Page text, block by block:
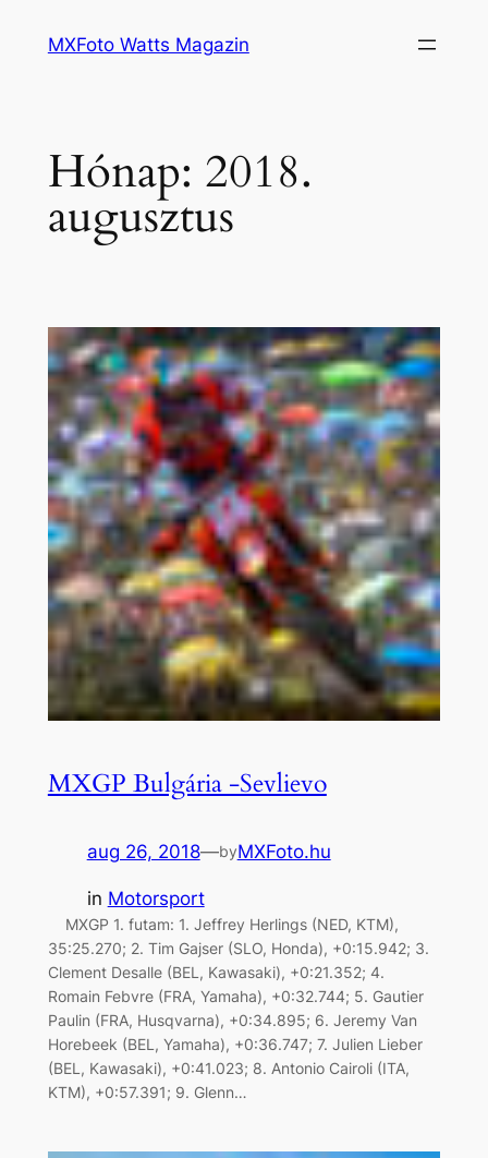
MXFoto Watts Magazin
Hónap: 2018.
augusztus
MXGP Bulgária -Sevlievo
aug 26, 2018—byMXFoto.hu
in Motorsport
MXGP 1. futam: 1. Jeffrey Herlings (NED, KTM),
35:25.270; 2. Tim Gajser (SLO, Honda), +0:15.942; 3.
Clement Desalle (BEL, Kawasaki), +0:21.352; 4.
Romain Febvre (FRA, Yamaha), +0:32.744; 5. Gautier
Paulin (FRA, Husqvarna), +0:34.895; 6. Jeremy Van
Horebeek (BEL, Yamaha), +0:36.747; 7. Julien Lieber
(BEL, Kawasaki), +0:41.023; 8. Antonio Cairoli (ITA,
KTM), +0:57.391; 9. Glenn…